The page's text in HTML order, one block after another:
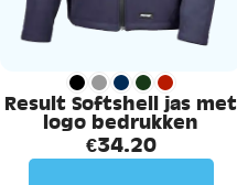
Result Softshell jas met
logo bedrukken
€34.20